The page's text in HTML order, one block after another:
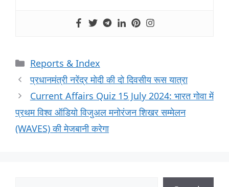
Reports & Index
प्रधानमंत्री नरेंद्र मोदी की दो दिवसीय रूस यात्रा
Current Affairs Quiz 15 July 2024: भारत गोवा में
प्रथम विश्व ऑडियो विजुअल मनोरंजन शिखर सम्मेलन
(WAVES) की मेजबानी करेगा